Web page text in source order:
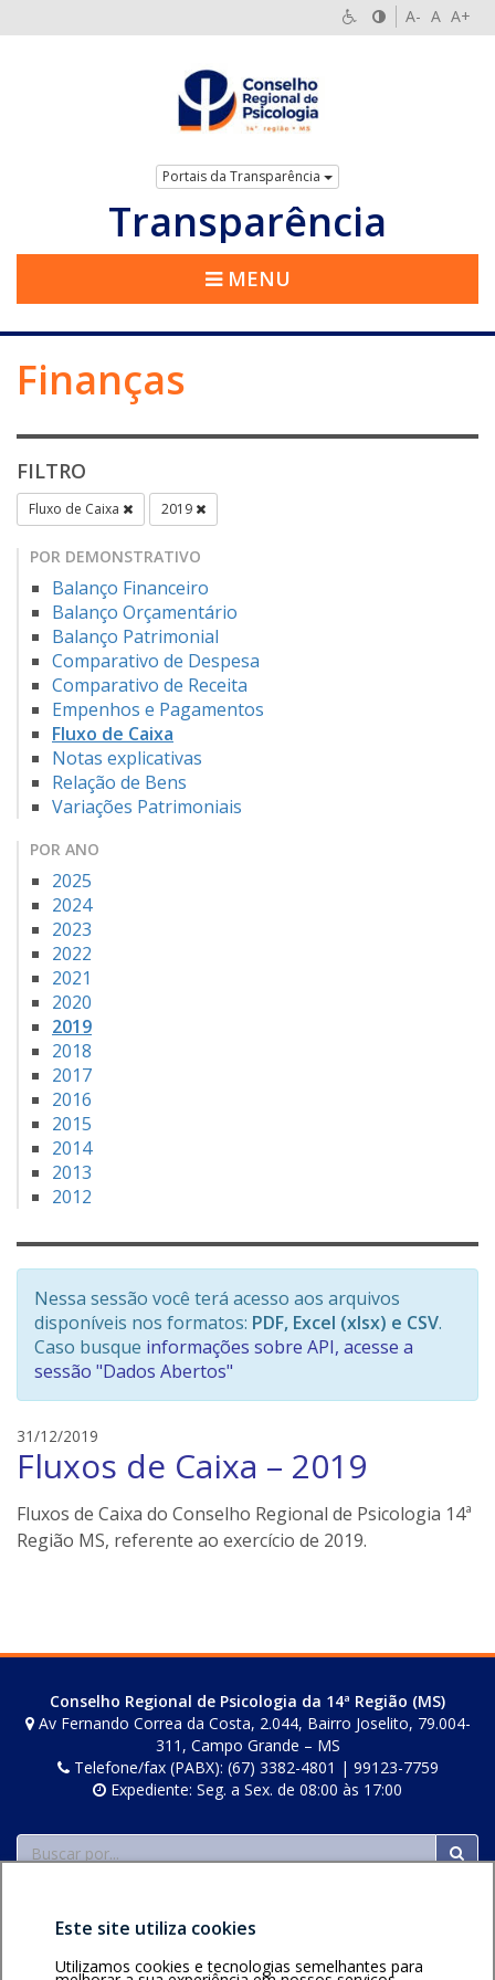
A- A A+
Portais da Transparência
Transparência
MENU
Finanças
FILTRO
Fluxo de Caixa 2019
POR DEMONSTRATIVO
Balanço Financeiro
Balanço Orçamentário
Balanço Patrimonial
Comparativo de Despesa
Comparativo de Receita
Empenhos e Pagamentos
Fluxo de Caixa
Notas explicativas
Relação de Bens
Variações Patrimoniais
POR ANO
2025
2024
2023
2022
2021
2020
2019
2018
2017
2016
2015
2014
2013
2012
Nessa sessão você terá acesso aos arquivos
disponíveis nos formatos: PDF, Excel (xlsx) e CSV.
Caso busque informações sobre API, acesse a
sessão "Dados Abertos"
31/12/2019
d
s
o
n
e
r
Fluxos de Caixa – 2019
Fluxos de Caixa do Conselho Regional de Psicologia 14ª
Região MS, referente ao exercício de 2019.
Conselho Regional de Psicologia da 14ª Região (MS)
Av Fernando Correa da Costa, 2.044, Bairro Joselito, 79.004-
311, Campo Grande – MS
Telefone/fax (PABX): (67) 3382-4801 | 99123-7759
Expediente: Seg. a Sex. de 08:00 às 17:00
Buscar
Este site utiliza cookies
Utilizamos cookies e tecnologias semelhantes para